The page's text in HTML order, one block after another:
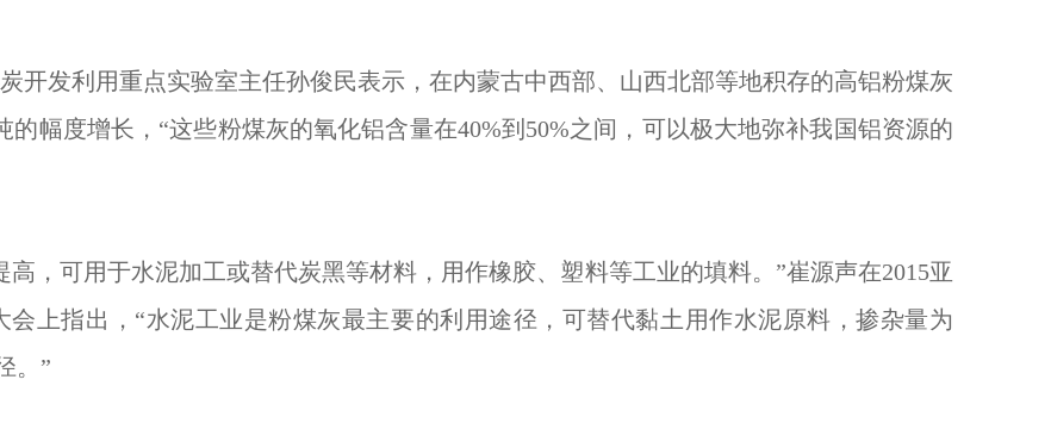
利用重点实验室主任孙俊民表示，在内蒙古中西部、山西北部等地积存的高铝粉煤灰
的幅度增长，“这些粉煤灰的氧化铝含量在40%到50%之间，可以极大地弥补我国铝资源的
可用于水泥加工或替代炭黑等材料，用作橡胶、塑料等工业的填料。”崔源声在2015亚
上指出，“水泥工业是粉煤灰最主要的利用途径，可替代黏土用作水泥原料，掺杂量为
。”